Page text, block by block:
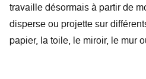
travaille désormais à partir de
disperse ou projette sur
papier, la toile, le miroir, le mur